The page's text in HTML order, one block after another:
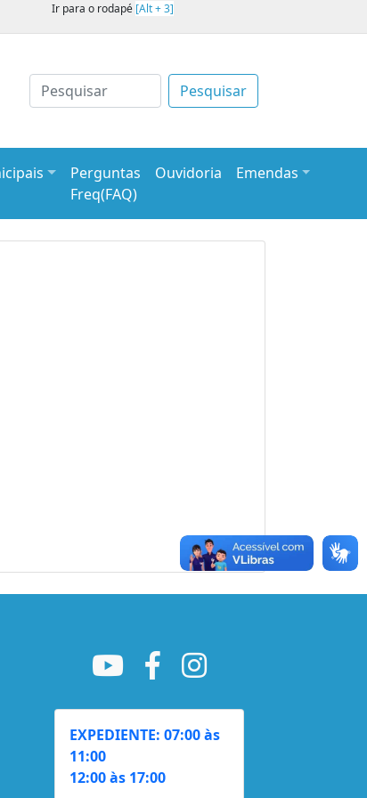
Ir para o rodapé [Alt + 3]
Pesquisar
Perguntas
Freq(FAQ)
Ouvidoria Emendas
EXPEDIENTE: 07:00 às
11:00
12:00 às 17:00